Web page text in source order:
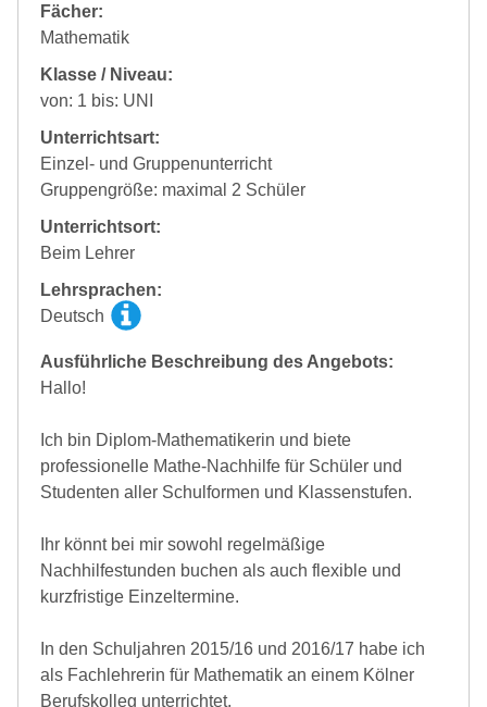
Fächer:
Mathematik
Klasse / Niveau:
von: 1 bis: UNI
Unterrichtsart:
Einzel- und Gruppenunterricht
Gruppengröße: maximal 2 Schüler
Unterrichtsort:
Beim Lehrer
Lehrsprachen:
Deutsch
Ausführliche Beschreibung des Angebots:
Hallo!
Ich bin Diplom-Mathematikerin und biete
professionelle Mathe-Nachhilfe für Schüler und
Studenten aller Schulformen und Klassenstufen.
Ihr könnt bei mir sowohl regelmäßige
Nachhilfestunden buchen als auch flexible und
kurzfristige Einzeltermine.
In den Schuljahren 2015/16 und 2016/17 habe ich
als Fachlehrerin für Mathematik an einem Kölner
Berufskolleg unterrichtet.